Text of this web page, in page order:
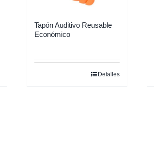
Tapón Auditivo Reusable
Económico
Detalles